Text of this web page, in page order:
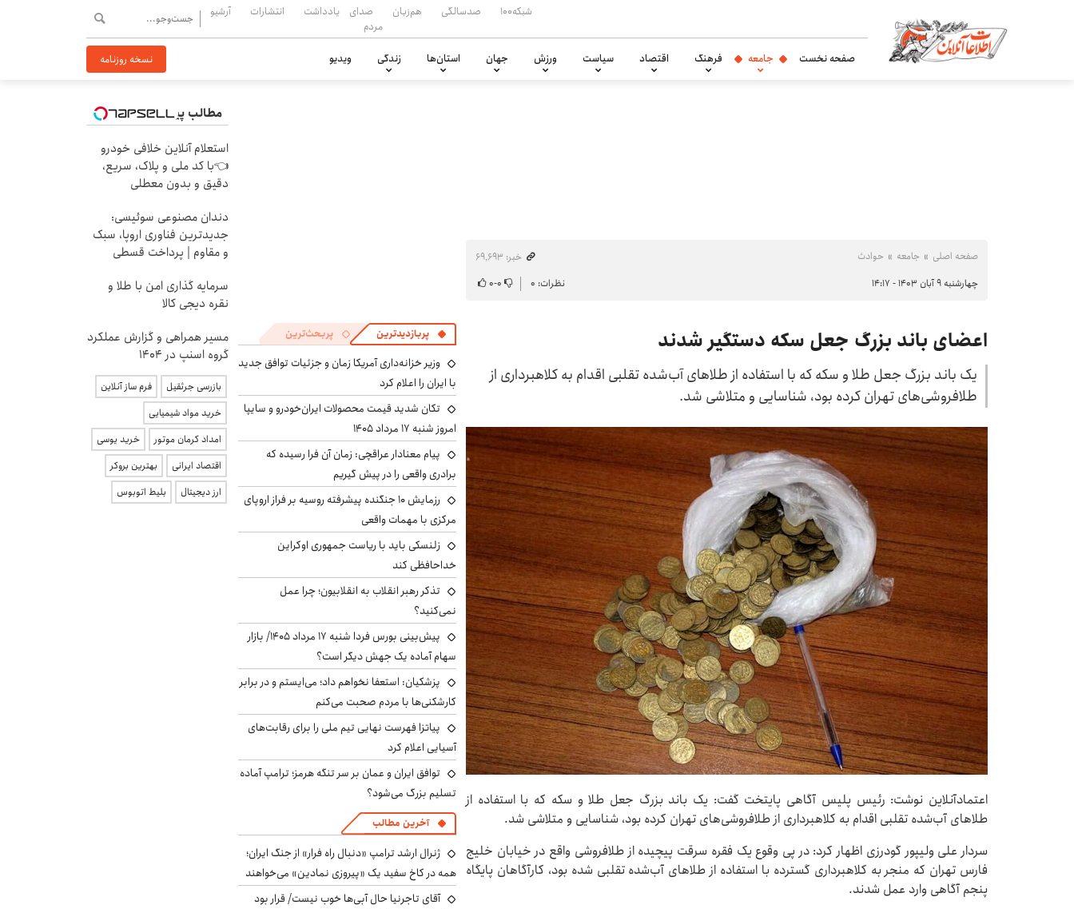
شبکه۱۰۰ صدسالگی هم‌زبان
صدای
مردم
یادداشت انتشارات آرشیو
صفحه نخست جامعه فرهنگ اقتصاد سیاست ورزش جهان استان‌ها زندگی ویدیو نسخه روزنامه
صفحه اصلی جامعه حوادث
خبر: ۶۹٬۶۹۳
چهارشنبه ۹ آبان ۱۴۰۳ - ۱۴:۱۷
نظرات: ۰ ۰-۰
اعضای باند بزرگ جعل سکه دستگیر شدند
یک باند بزرگ جعل طلا و سکه که با استفاده از طلاهای آب‌شده تقلبی اقدام به کلاهبرداری از
طلافروشی‌های تهران کرده بود، شناسایی و متلاشی شد.
اعتمادآنلاین نوشت: رئیس پلیس آگاهی پایتخت گفت: یک باند بزرگ جعل طلا و سکه که با استفاده از
طلاهای آب‌شده تقلبی اقدام به کلاهبرداری از طلافروشی‌های تهران کرده بود، شناسایی و متلاشی شد.
سردار علی ولیپور گودرزی اظهار کرد: در پی وقوع یک فقره سرقت پیچیده از طلافروشی واقع در خیابان خلیج
فارس تهران که منجر به کلاهبرداری گسترده با استفاده از طلاهای آب‌شده تقلبی شده بود، کارآگاهان پایگاه
پنجم آگاهی وارد عمل شدند.
پربازدیدترین پربحث‌ترین
وزیر خزانه‌داری آمریکا زمان و جزئیات توافق جدید
با ایران را اعلام کرد
تکان شدید قیمت محصولات ایران‌خودرو و سایپا
امروز شنبه ۱۷ مرداد ۱۴۰۵
پیام معنادار عراقچی: زمان آن فرا رسیده که
برادری واقعی را در پیش گیریم
رزمایش ۱۰ جنگنده پیشرفته روسیه بر فراز اروپای
مرکزی با مهمات واقعی
زلنسکی باید با ریاست جمهوری اوکراین
خداحافظی کند
تذکر رهبر انقلاب به انقلابیون؛ چرا عمل
نمی‌کنید؟
پیش‌بینی بورس فردا شنبه ۱۷ مرداد ۱۴۰۵/ بازار
سهام آماده یک جهش دیگر است؟
پزشکیان: استعفا نخواهم داد؛ می‌ایستم و در برابر
کارشکنی‌ها با مردم صحبت می‌کنم
پیاتزا فهرست نهایی تیم ملی را برای رقابت‌های
آسیایی اعلام کرد
توافق ایران و عمان بر سر تنگه هرمز؛ ترامپ آماده
تسلیم بزرگ می‌شود؟
آخرین مطالب
ژنرال ارشد ترامپ «دنبال راه فرار» از جنگ ایران؛
همه در کاخ سفید یک «پیروزی نمادین» می‌خواهند
آقای تاجرنیا حال آبی‌ها خوب نیست/ قرار بود
مطالب پیشنهادی
استعلام آنلاین خلافی خودرو
👈با کد ملی و پلاک، سریع،
دقیق و بدون معطلی
دندان مصنوعی سوئیسی:
جدیدترین فناوری اروپا، سبک
و مقاوم | پرداخت قسطی
سرمایه گذاری امن با طلا و
نقره دیجی کالا
مسیر همراهی و گزارش عملکرد
گروه اسنپ در ۱۴۰۴
بازرسی جرثقیل
فرم ساز آنلاین
خرید مواد شیمیایی
امداد کرمان موتور
خرید یوسی
اقتصاد ایرانی
بهترین بروکر
ارز دیجیتال
بلیط اتوبوس